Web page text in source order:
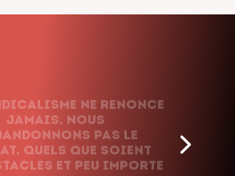
jamais. Nous
pas le
quels que soient
et peu importe
que cela prendra. »